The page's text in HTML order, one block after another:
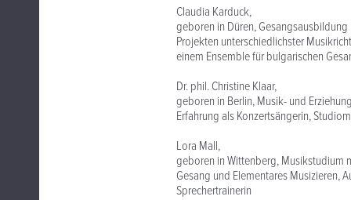
Claudia Karduck,
geboren in Düren,
Projekten unterschiedlichster
einem Ensemble für bulgarischen
Dr. phil. Christine Klaar,
geboren in Berlin, Musik- und
Erfahrung als Konzertsängerin,
Lora Mall,
geboren in Wittenberg, Musikstudium
Gesang und Elementares Musizieren,
Sprechertrainerin